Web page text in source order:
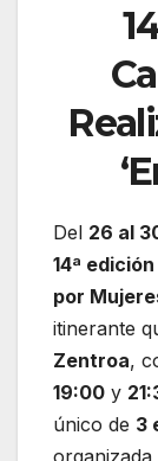
Del 26 al
14ª
por
itinerante
Zentroa,
19:00 y
único de 3